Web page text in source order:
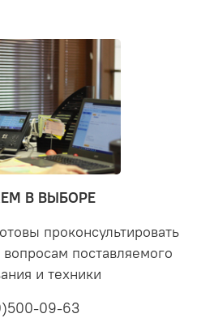
В ВЫБОРЕ
проконсультировать
поставляемого
и техники
09-63